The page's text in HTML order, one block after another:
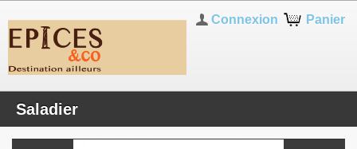
Panier
Connexion
Saladier